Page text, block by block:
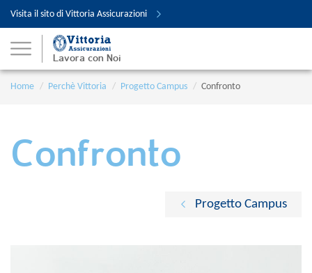
Home Perchè Vittoria Progetto Campus Confronto
Confronto
Progetto Campus
Visita il sito di Vittoria Assicurazioni
Lavora con Noi